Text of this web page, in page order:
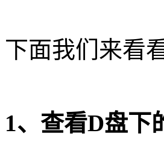
下面我们来看
1、查看D盘下